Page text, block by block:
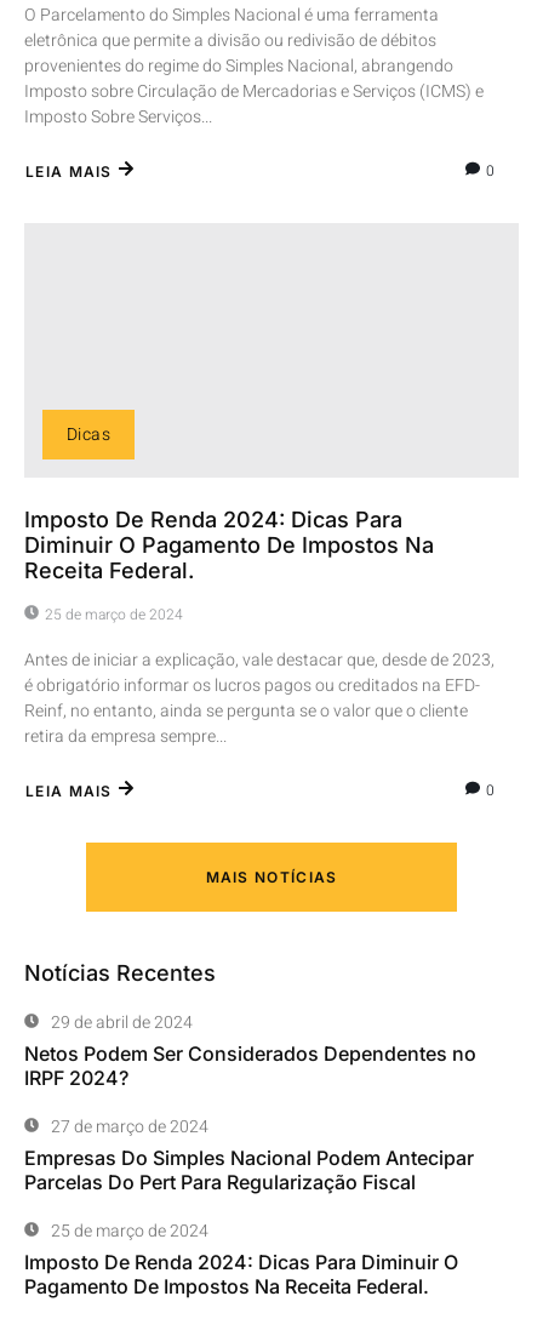
O Parcelamento do Simples Nacional é uma ferramenta
eletrônica que permite a divisão ou redivisão de débitos
provenientes do regime do Simples Nacional, abrangendo
Imposto sobre Circulação de Mercadorias e Serviços (ICMS) e
Imposto Sobre Serviços...
LEIA MAIS 0
Dicas
Imposto De Renda 2024: Dicas Para
Diminuir O Pagamento De Impostos Na
Receita Federal.
25 de março de 2024
Antes de iniciar a explicação, vale destacar que, desde de 2023,
é obrigatório informar os lucros pagos ou creditados na EFD-
Reinf, no entanto, ainda se pergunta se o valor que o cliente
retira da empresa sempre...
LEIA MAIS 0
MAIS NOTÍCIAS
Notícias Recentes
29 de abril de 2024
Netos Podem Ser Considerados Dependentes no
IRPF 2024?
27 de março de 2024
Empresas Do Simples Nacional Podem Antecipar
Parcelas Do Pert Para Regularização Fiscal
25 de março de 2024
Imposto De Renda 2024: Dicas Para Diminuir O
Pagamento De Impostos Na Receita Federal.